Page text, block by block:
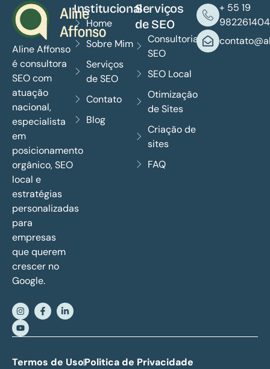
Aline Affonso
é consultora
SEO com
atuação
nacional,
especialista
em
posicionamento
orgânico, SEO
local e
estratégias
personalizadas
para
empresas
que querem
crescer no
Google.
Institucional
Home
Sobre Mim
Serviços
de SEO
Contato
Blog
Serviços
de SEO
Consultoria
SEO
SEO Local
Otimização
de Sites
Criação de
sites
FAQ
+ 55 19
982261404
Termos de UsoPolitica de Privacidade